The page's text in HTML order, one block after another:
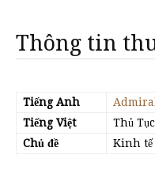
Thông tin
Tiếng Anh
Tiếng Việt
Thủ
Chủ đề
Kinh tế